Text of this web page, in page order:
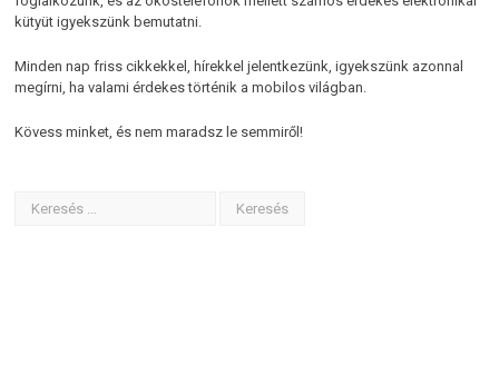
kütyüt igyekszünk bemutatni.
Minden nap friss cikkekkel, hírekkel jelentkezünk, igyekszünk azonnal
megírni, ha valami érdekes történik a mobilos világban.
Kövess minket, és nem maradsz le semmiről!